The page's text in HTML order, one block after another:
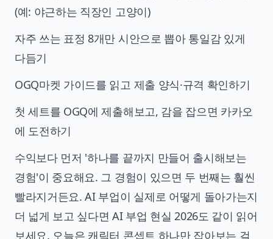
(예: 야근하는 직장인 고양이)
자주 쓰는 표정 8개만 시안으로 뽑아 통일감 있게
다듬기
OGQ마켓 가이드를 읽고 제출 양식·규격 확인하기
첫 세트를 OGQ에 제출해보고, 감을 잡으면 카카오
에 도전하기
수익보다 먼저 '하나를 끝까지 만들어 출시해보는
경험'이 중요해요. 그 경험이 있으면 두 번째는 훨씬
빨라지거든요. AI 부업이 실제로 어떻게 돌아가는지
더 넓게 보고 싶다면AI 부업 현실 2026도 같이 읽어
보세요. 오늘은 캐릭터 콘셉트 하나만 잡아보는 걸